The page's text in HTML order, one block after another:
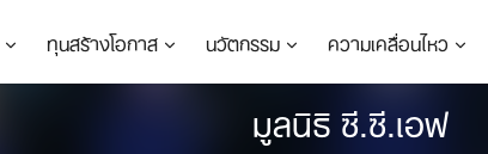
ทุนสร้างโอกาส นวัตกรรม ความเคลื่อนไหว
มูลนิธิ ซี.ซี.เอฟ